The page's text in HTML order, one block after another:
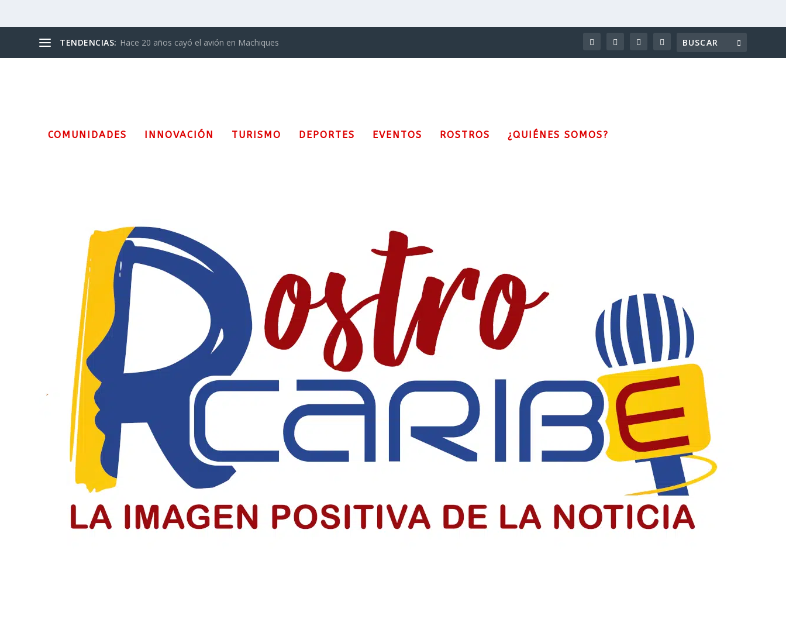
TENDENCIAS: Hace 20 años cayó el avión en Machiques
COMUNIDADES INNOVACIÓN TURISMO DEPORTES EVENTOS ROSTROS ¿QUIÉNES SOMOS?
El Día del Periodista y Comunicador SociaI en Colombia
El periodista y comunicador social en Colombia paga un precio alto por informar, pero su labor sigue sosteniendo la democracia y construyendo país
LEER MÁS
Jóvenes de Chiquinquirá cierran el ciclo sacramental del centenario
Jóvenes recibieron la confirmación en el cierre del ciclo sacramental del centenario de la Parroquia Chiquinquirá en Barranquilla
LEER MÁS